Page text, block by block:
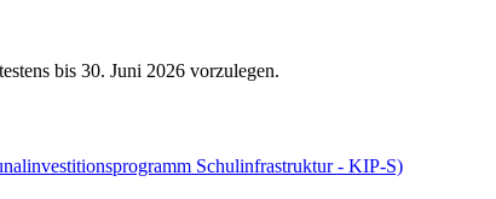
bis 30. Juni 2026 vorzulegen.
Schulinfrastruktur - KIP-S)